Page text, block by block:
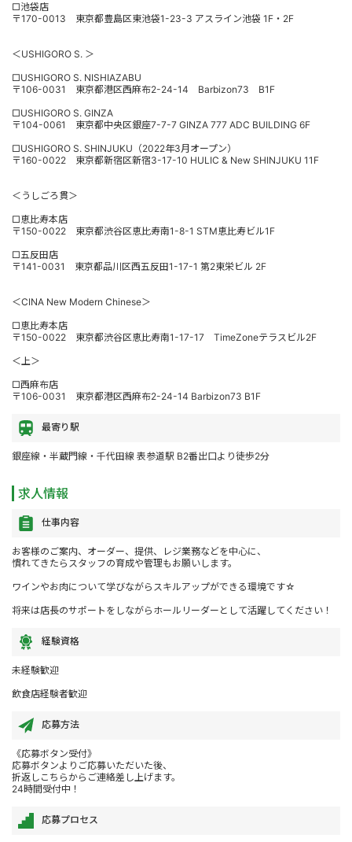
□池袋店
〒170-0013 東京都豊島区東池袋1-23-3 アスライン池袋 1F・2F
＜USHIGORO S. ＞
□USHIGORO S. NISHIAZABU
〒106-0031 東京都港区西麻布2-24-14 Barbizon73 B1F
□USHIGORO S. GINZA
〒104-0061 東京都中央区銀座7-7-7 GINZA 777 ADC BUILDING 6F
□USHIGORO S. SHINJUKU（2022年3月オープン）
〒160-0022 東京都新宿区新宿3-17-10 HULIC & New SHINJUKU 11F
＜うしごろ貫＞
□恵比寿本店
〒150-0022 東京都渋谷区恵比寿南1-8-1 STM恵比寿ビル1F
□五反田店
〒141-0031 東京都品川区西五反田1-17-1 第2東栄ビル 2F
＜CINA New Modern Chinese＞
□恵比寿本店
〒150-0022 東京都渋谷区恵比寿南1-17-17 TimeZoneテラスビル2F
＜上＞
□西麻布店
〒106-0031 東京都港区西麻布2-24-14 Barbizon73 B1F
最寄り駅
銀座線・半蔵門線・千代田線 表参道駅 B2番出口より徒歩2分
求人情報
仕事内容
お客様のご案内、オーダー、提供、レジ業務などを中心に、
慣れてきたらスタッフの育成や管理もお願いします。
ワインやお肉について学びながらスキルアップができる環境です☆
将来は店長のサポートをしながらホールリーダーとして活躍してください！
経験資格
未経験歓迎
飲食店経験者歓迎
応募方法
《応募ボタン受付》
応募ボタンよりご応募いただいた後、
折返しこちらからご連絡差し上げます。
24時間受付中！
応募プロセス